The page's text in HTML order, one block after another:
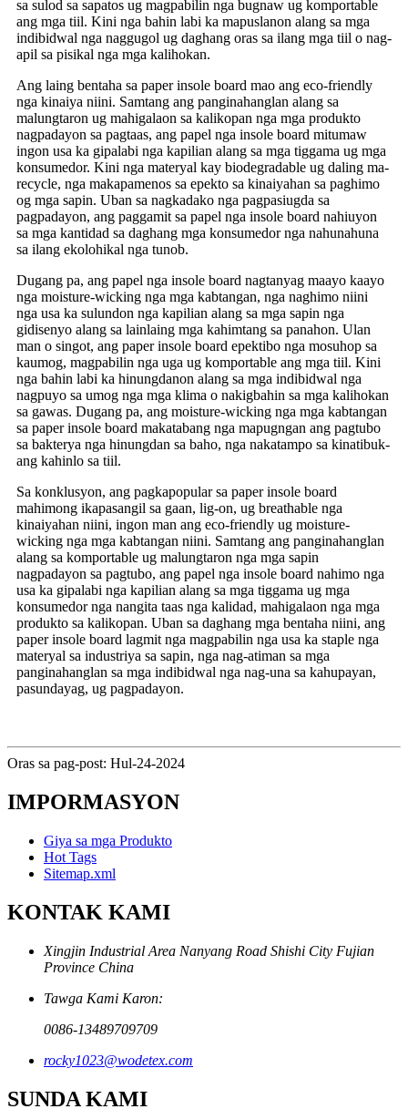
sa sulod sa sapatos ug magpabilin nga bugnaw ug komportable
ang mga tiil. Kini nga bahin labi ka mapuslanon alang sa mga
indibidwal nga naggugol ug daghang oras sa ilang mga tiil o nag-
apil sa pisikal nga mga kalihokan.
Ang laing bentaha sa paper insole board mao ang eco-friendly
nga kinaiya niini. Samtang ang panginahanglan alang sa
malungtaron ug mahigalaon sa kalikopan nga mga produkto
nagpadayon sa pagtaas, ang papel nga insole board mitumaw
ingon usa ka gipalabi nga kapilian alang sa mga tiggama ug mga
konsumedor. Kini nga materyal kay biodegradable ug daling ma-
recycle, nga makapamenos sa epekto sa kinaiyahan sa paghimo
og mga sapin. Uban sa nagkadako nga pagpasiugda sa
pagpadayon, ang paggamit sa papel nga insole board nahiuyon
sa mga kantidad sa daghang mga konsumedor nga nahunahuna
sa ilang ekolohikal nga tunob.
Dugang pa, ang papel nga insole board nagtanyag maayo kaayo
nga moisture-wicking nga mga kabtangan, nga naghimo niini
nga usa ka sulundon nga kapilian alang sa mga sapin nga
gidisenyo alang sa lainlaing mga kahimtang sa panahon. Ulan
man o singot, ang paper insole board epektibo nga mosuhop sa
kaumog, magpabilin nga uga ug komportable ang mga tiil. Kini
nga bahin labi ka hinungdanon alang sa mga indibidwal nga
nagpuyo sa umog nga mga klima o nakigbahin sa mga kalihokan
sa gawas. Dugang pa, ang moisture-wicking nga mga kabtangan
sa paper insole board makatabang nga mapugngan ang pagtubo
sa bakterya nga hinungdan sa baho, nga nakatampo sa kinatibuk-
ang kahinlo sa tiil.
Sa konklusyon, ang pagkapopular sa paper insole board
mahimong ikapasangil sa gaan, lig-on, ug breathable nga
kinaiyahan niini, ingon man ang eco-friendly ug moisture-
wicking nga mga kabtangan niini. Samtang ang panginahanglan
alang sa komportable ug malungtaron nga mga sapin
nagpadayon sa pagtubo, ang papel nga insole board nahimo nga
usa ka gipalabi nga kapilian alang sa mga tiggama ug mga
konsumedor nga nangita taas nga kalidad, mahigalaon nga mga
produkto sa kalikopan. Uban sa daghang mga bentaha niini, ang
paper insole board lagmit nga magpabilin nga usa ka staple nga
materyal sa industriya sa sapin, nga nag-atiman sa mga
panginahanglan sa mga indibidwal nga nag-una sa kahupayan,
pasundayag, ug pagpadayon.
Oras sa pag-post: Hul-24-2024
IMPORMASYON
Giya sa mga Produkto
Hot Tags
Sitemap.xml
KONTAK KAMI
Xingjin Industrial Area Nanyang Road Shishi City Fujian
Province China
Tawga Kami Karon:
0086-13489709709
rocky1023@wodetex.com
SUNDA KAMI